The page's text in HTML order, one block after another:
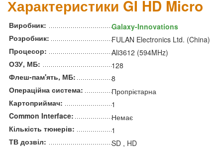
Характеристики GI HD Micro
Виробник:
Galaxy-Innovations
Розробник:
FULAN Electronics Ltd. (China)
Процесор:
Ali3612 (594MHz)
ОЗУ, МБ:
128
Флеш-пам'ять, МБ:
8
Операційна система:
Пропрієтарна
Картоприймач:
1
Common Interface:
Немає
Кількість тюнерів:
1
ТВ дозвіл:
SD , HD